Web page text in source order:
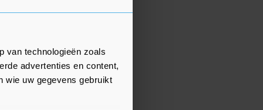
van technologieën zoals
advertenties en content,
wie uw gegevens gebruikt